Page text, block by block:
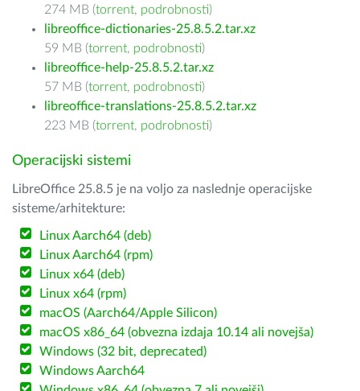
274 MB (torrent, podrobnosti)
libreoffice-dictionaries-25.8.5.2.tar.xz
59 MB (torrent, podrobnosti)
libreoffice-help-25.8.5.2.tar.xz
57 MB (torrent, podrobnosti)
libreoffice-translations-25.8.5.2.tar.xz
223 MB (torrent, podrobnosti)
Operacijski sistemi
LibreOffice 25.8.5 je na voljo za naslednje operacijske
sisteme/arhitekture:
Linux Aarch64 (deb)
Linux Aarch64 (rpm)
Linux x64 (deb)
Linux x64 (rpm)
macOS (Aarch64/Apple Silicon)
macOS x86_64 (obvezna izdaja 10.14 ali novejša)
Windows (32 bit, deprecated)
Windows Aarch64